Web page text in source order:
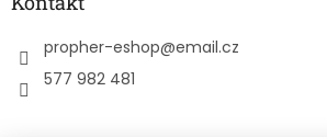
propher-eshop@email.cz
577 982 481